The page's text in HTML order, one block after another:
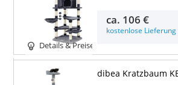
Details & Preise
ca. 106 €
kostenlose Lieferung
dibea Kratzbaum